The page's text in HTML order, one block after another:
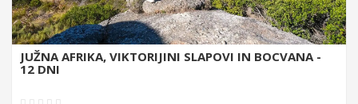
JUŽNA AFRIKA, VIKTORIJINI SLAPOVI IN BOCVANA -
12 DNI